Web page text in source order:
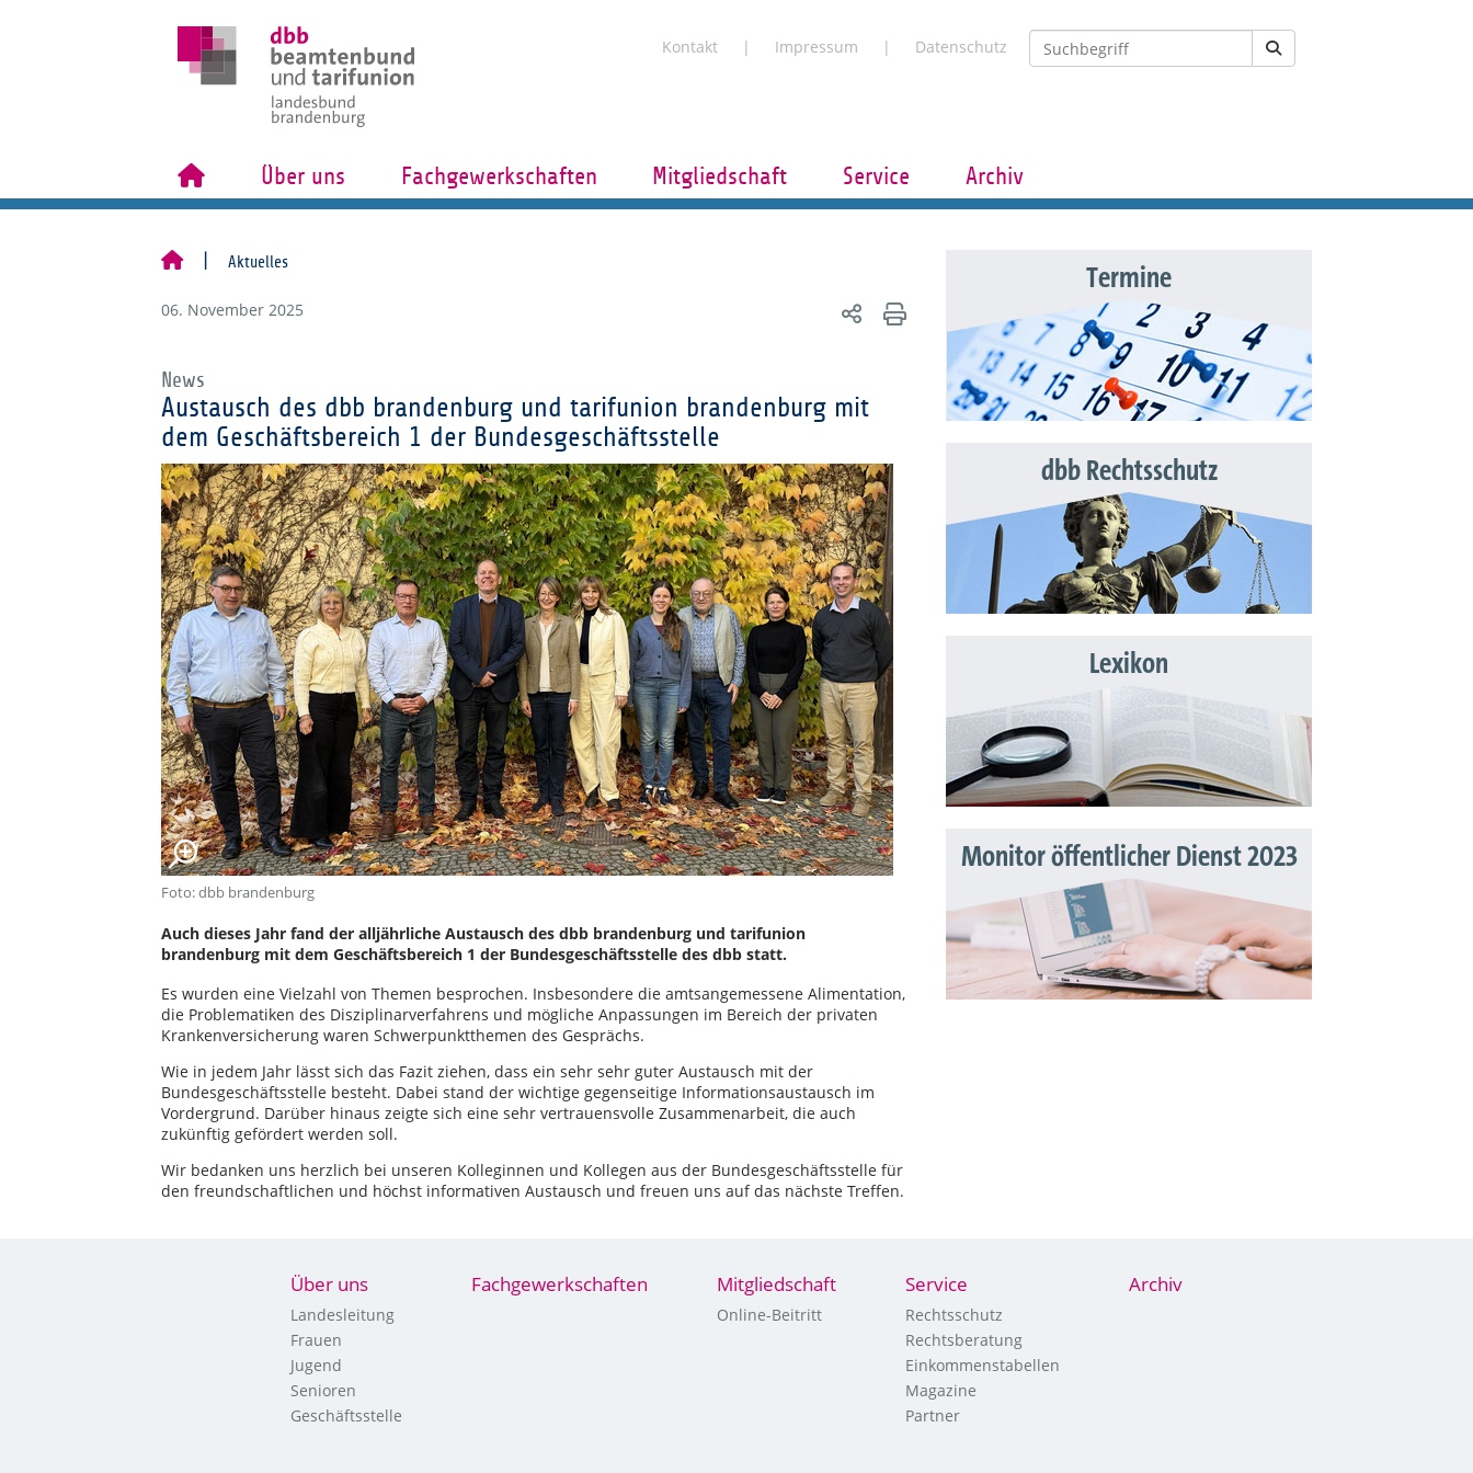
Kontakt Impressum Datenschutz
Über uns Fachgewerkschaften Mitgliedschaft Service Archiv
Aktuelles
06. November 2025
News
Austausch des dbb brandenburg und tarifunion brandenburg mit
dem Geschäftsbereich 1 der Bundesgeschäftsstelle
Foto: dbb brandenburg
Auch dieses Jahr fand der alljährliche Austausch des dbb brandenburg und tarifunion
brandenburg mit dem Geschäftsbereich 1 der Bundesgeschäftsstelle des dbb statt.
Es wurden eine Vielzahl von Themen besprochen. Insbesondere die amtsangemessene Alimentation,
die Problematiken des Disziplinarverfahrens und mögliche Anpassungen im Bereich der privaten
Krankenversicherung waren Schwerpunktthemen des Gesprächs.
Wie in jedem Jahr lässt sich das Fazit ziehen, dass ein sehr sehr guter Austausch mit der
Bundesgeschäftsstelle besteht. Dabei stand der wichtige gegenseitige Informationsaustausch im
Vordergrund. Darüber hinaus zeigte sich eine sehr vertrauensvolle Zusammenarbeit, die auch
zukünftig gefördert werden soll.
Wir bedanken uns herzlich bei unseren Kolleginnen und Kollegen aus der Bundesgeschäftsstelle für
den freundschaftlichen und höchst informativen Austausch und freuen uns auf das nächste Treffen.
Termine
dbb Rechtsschutz
Lexikon
Monitor öffentlicher Dienst 2023
Über uns
Landesleitung
Frauen
Jugend
Senioren
Geschäftsstelle
Fachgewerkschaften Mitgliedschaft
Online-Beitritt
Service
Rechtsschutz
Rechtsberatung
Einkommenstabellen
Magazine
Partner
Archiv